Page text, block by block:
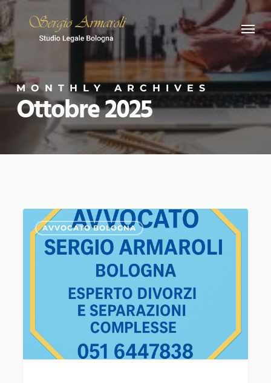
Skip
to
main
content
Menu
MONTHLY ARCHIVES
Ottobre 2025
Separazione
litigiosa
Avvocato
AVVOCATO BOLOGNA